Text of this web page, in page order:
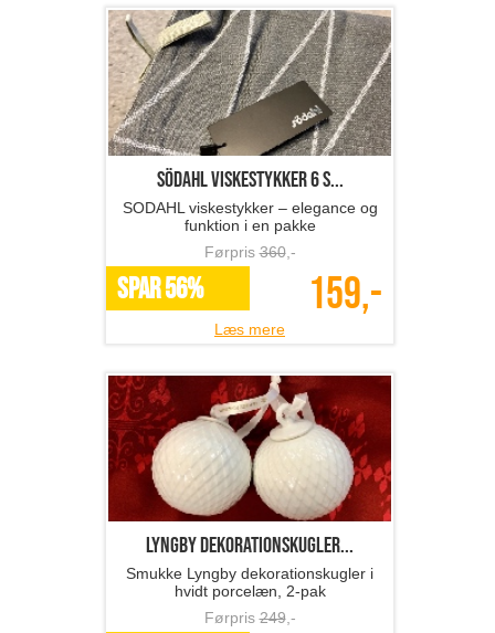
SÖDAHL viskestykker 6 s...
SODAHL viskestykker – elegance og
funktion i en pakke
Førpris360,-
SPAR 56% 159,-
Læs mere
Lyngby dekorationskugler...
Smukke Lyngby dekorationskugler i
hvidt porcelæn, 2-pak
Førpris249,-